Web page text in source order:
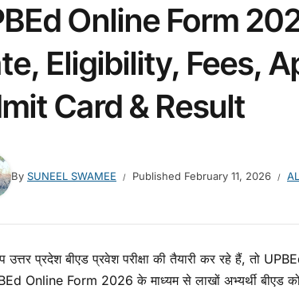
Online Form
Eligibility, Fees,
Card & Result
By SUNEEL SWAMEE Published February 11, 2026
उत्तर प्रदेश बीएड प्रवेश परीक्षा की तैयारी कर रहे हैं, तो
Online Form 2026 के माध्यम से लाखों अभ्यर्थी बीएड